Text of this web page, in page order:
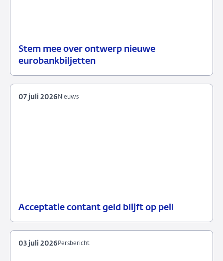
Stem mee over ontwerp nieuwe
eurobankbiljetten
23
Nieuws
Acceptatie contant geld blijft op peil
2026
Nieuws
07 juli 2026
Persbericht
03 juli 2026